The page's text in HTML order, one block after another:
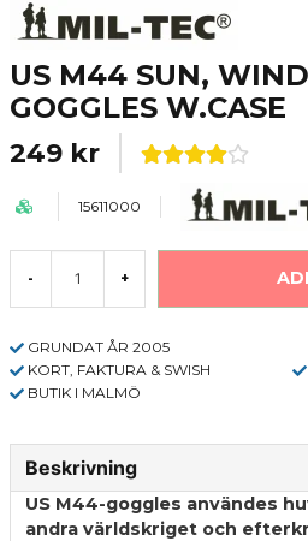
US M44 SUN,
GOGGLES W.CASE
249 kr
15611000
- +
GRUNDAT ÅR 2005
KORT, FAKTURA & SWISH
BUTIK I MALMÖ
Beskrivning
US M44-goggles användes
andra världskriget och